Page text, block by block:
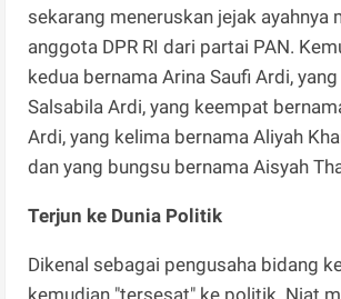
sekarang meneruskan jejak ayahnya
anggota DPR RI dari partai PAN.
kedua bernama Arina Saufi Ardi,
Salsabila Ardi, yang keempat
Ardi, yang kelima bernama Aliyah
dan yang bungsu bernama Aisyah
Terjun ke Dunia Politik
Dikenal sebagai pengusaha bidang